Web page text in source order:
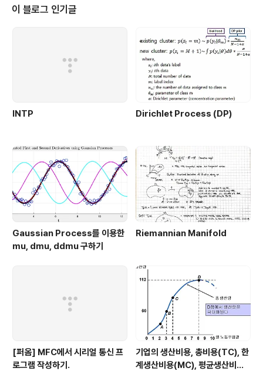
을 것 같다. 대충 금액을 생각해보면 11시부터 3시까지 4
시간이면 20만원에 인원을 150명으로 하면 대충 40만원
0만원으로 점심을 먹을 수 있을까? 점심을 대충 200명이
이 블로그 인기글
INTP Dirichlet Process (DP)
Gaussian Process를 이용한
mu, dmu, ddmu 구하기
Riemannian Manifold
[퍼옴] MFC에서 시리얼 통신 프
로그램 작성하기.
기업의 생산비용, 총비용(TC), 한
계생산비용(MC), 평균생산비용